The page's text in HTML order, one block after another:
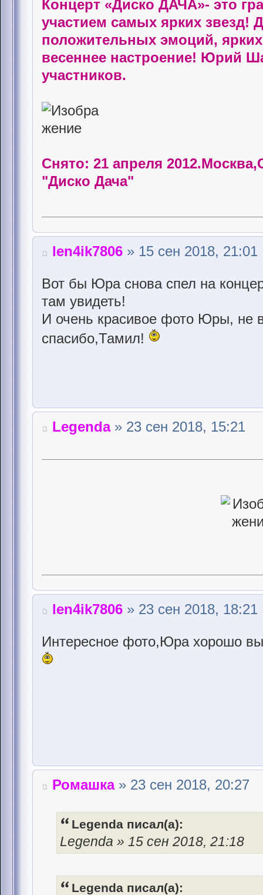
Концерт «Диско ДАЧА»- это
участием самых ярких звезд!
положительных эмоций,
весеннее настроение! Юрий
участников.
Снято: 21 апреля
"Диско Дача"
len4ik7806 » 15 сен 2018, 21:01
Вот бы Юра снова спел на
там увидеть!
И очень красивое фото Юры, не
спасибо,Тамил!
Legenda» 23 сен 2018, 15:21
len4ik7806 » 23 сен 2018, 18:21
Интересное фото,Юра хорошо
Ромашка» 23 сен 2018, 20:27
Legenda писал(а):
Legenda » 15 сен 2018, 21:18
Legenda писал(а):